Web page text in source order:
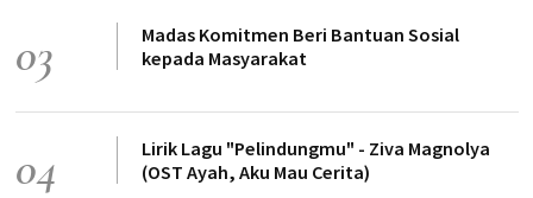
03
Madas Komitmen Beri Bantuan Sosial
kepada Masyarakat
04
Lirik Lagu "Pelindungmu" - Ziva Magnolya
(OST Ayah, Aku Mau Cerita)